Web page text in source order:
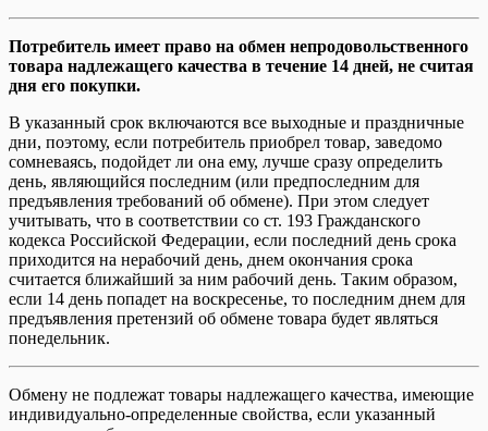
Потребитель имеет право на обмен непродовольственного
товара надлежащего качества в течение 14 дней, не считая
дня его покупки.
В указанный срок включаются все выходные и праздничные
дни, поэтому, если потребитель приобрел товар, заведомо
сомневаясь, подойдет ли она ему, лучше сразу определить
день, являющийся последним (или предпоследним для
предъявления требований об обмене). При этом следует
учитывать, что в соответствии со ст. 193 Гражданского
кодекса Российской Федерации, если последний день срока
приходится на нерабочий день, днем окончания срока
считается ближайший за ним рабочий день. Таким образом,
если 14 день попадет на воскресенье, то последним днем для
предъявления претензий об обмене товара будет являться
понедельник.
Обмену не подлежат товары надлежащего качества, имеющие
индивидуально-определенные свойства, если указанный